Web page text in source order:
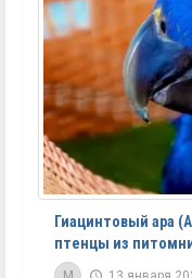
Гиацинтовый ара
птенцы из